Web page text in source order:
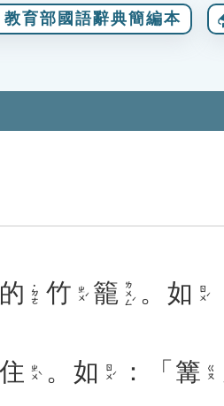
教育部國語辭典簡編本
的 ˙ㄉㄜ 竹 ㄓㄨˊ 籠 ㄌㄨㄥˊ 。 如 ㄖㄨˊ
住 ㄓㄨˋ 。 如 ㄖㄨˊ ：「 篝 ㄍㄡ